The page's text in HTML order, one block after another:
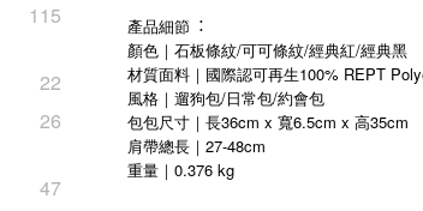
115
22
26
47
產品細節︓
顏色｜石板條紋/可可條紋/經典紅/經典黑
材質面料｜國際認可再生100% REPT
風格｜遛狗包/日常包/約會包
包包尺寸｜長36cm x 寬6.5cm x 高35cm
肩帶總長｜27-48cm
重量｜0.376 kg